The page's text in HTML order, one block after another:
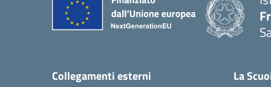
Collegamenti esterni La